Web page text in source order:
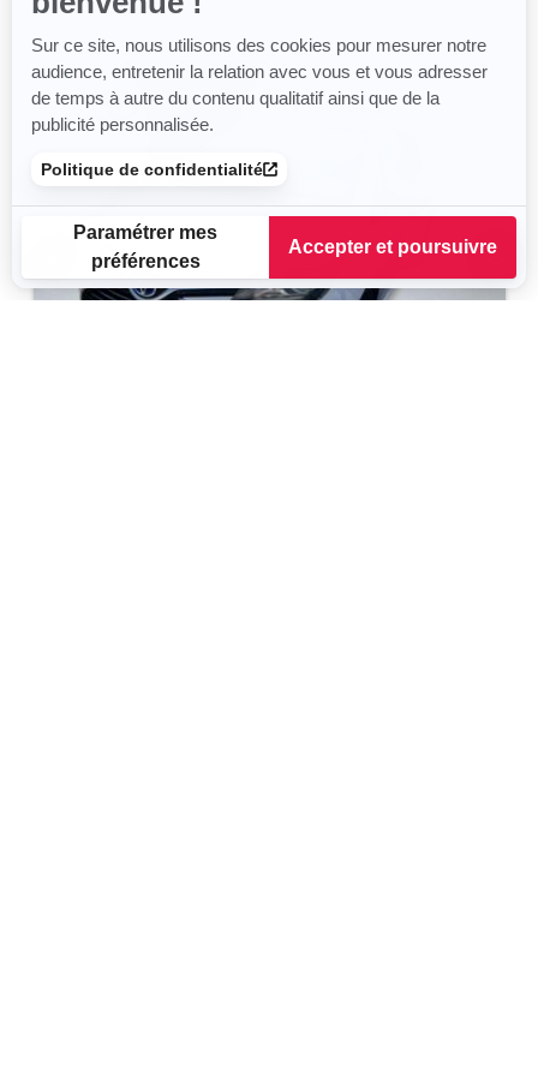
Sur ce site, nous utilisons des cookies pour mesurer notre
audience, entretenir la relation avec vous et vous adresser
de temps à autre du contenu qualitatif ainsi que de la
publicité personnalisée.
Politique de confidentialité
Paramétrer mes
préférences
Accepter et poursuivre
Axeptio consent
Plateforme de Gestion du Consentement : Personnalisez